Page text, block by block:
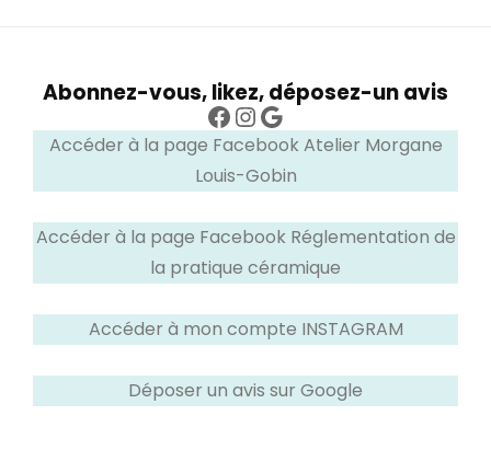
Abonnez-vous, likez, déposez-un avis
Facebook
Instagram
Google
Accéder à la page Facebook Atelier Morgane
Louis-Gobin
Accéder à la page Facebook Réglementation de
la pratique céramique
Accéder à mon compte INSTAGRAM
Déposer un avis sur Google